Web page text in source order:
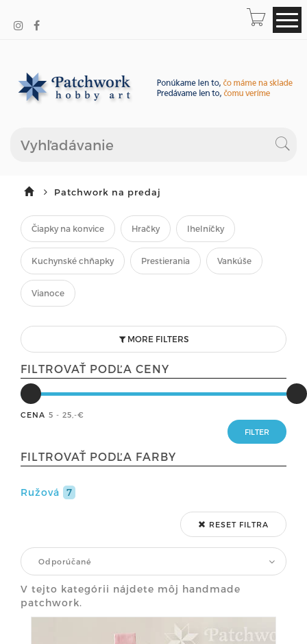
Patchwork na predaj
Čiapky na konvice Hračky Ihelníčky
Kuchynské chňapky Prestierania Vankúše
Vianoce
MORE FILTERS
FILTROVAŤ PODĽA CENY
CENA 5 - 25 ,-€
FILTROVAŤ PODĽA FARBY
Ružová 7
RESET FILTRA
Odporúčané
V tejto kategórii nájdete môj handmade
patchwork.